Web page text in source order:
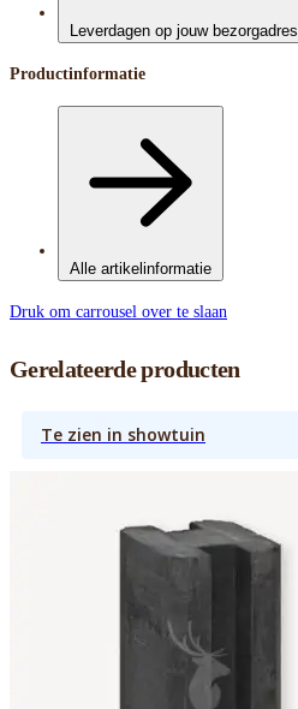
Leverdagen op jouw bezorgadres
Productinformatie
Alle artikelinformatie
Druk om carrousel over te slaan
Gerelateerde producten
Te zien in showtuin